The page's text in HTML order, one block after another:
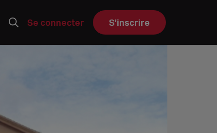
Se connecter S'inscrire